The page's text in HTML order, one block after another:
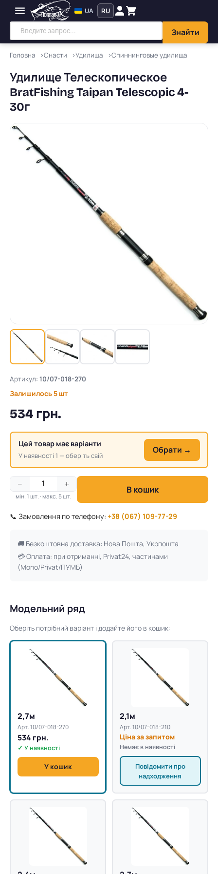
Знайти
UA RU
Головна Снасти Удилища Спиннинговые удилища
Удилище Телескопическое
BratFishing Taipan Telescopic 4-
30г
Артикул: 10/07-018-270
Залишилось 5 шт
534 грн.
Цей товар має варіанти
У наявності 1 — оберіть свій
Обрати →
− +
мін. 1 шт. · макс. 5 шт.
В кошик
📞 Замовлення по телефону: +38 (067) 109-77-29
🚚 Безкоштовна доставка: Нова Пошта, Укрпошта
💳 Оплата: при отриманні, Privat24, частинами
(Mono/Privat/ПУМБ)
Модельний ряд
Оберіть потрібний варіант і додайте його в кошик:
2,7м
Арт. 10/07-018-270
534 грн.
✓ У наявності
У кошик
2,1м
Арт. 10/07-018-210
Ціна за запитом
Немає в наявності
Повідомити про
надходження